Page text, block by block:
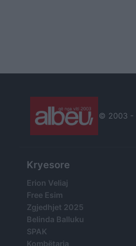
© 2003 -
Kryesore
Erion Veliaj
Free Esim
Zgjedhjet 2025
Belinda Balluku
SPAK
Kombëtarja